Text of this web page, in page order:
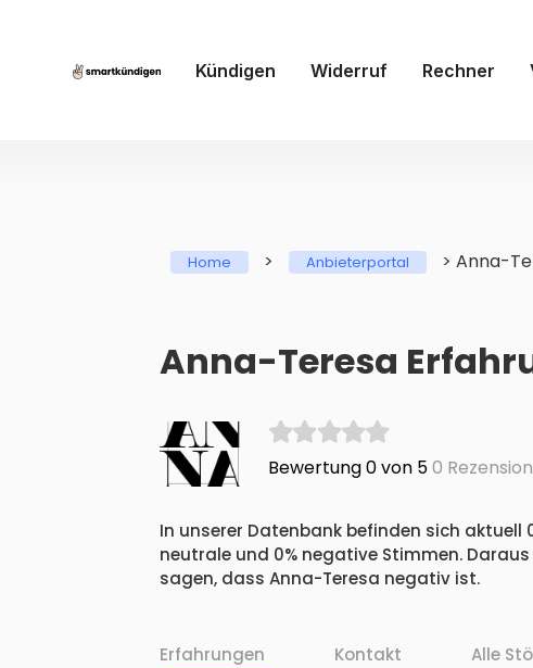
Kündigen Widerruf Rechner
Home > Anbieterportal > Anna-
Anna-Teresa
Bewertung 0 von 50
In unserer Datenbank befinden sich aktuell
neutrale und 0% negative Stimmen.
sagen, dass Anna-Teresa negativ ist.
Erfahrungen Kontakt Alle